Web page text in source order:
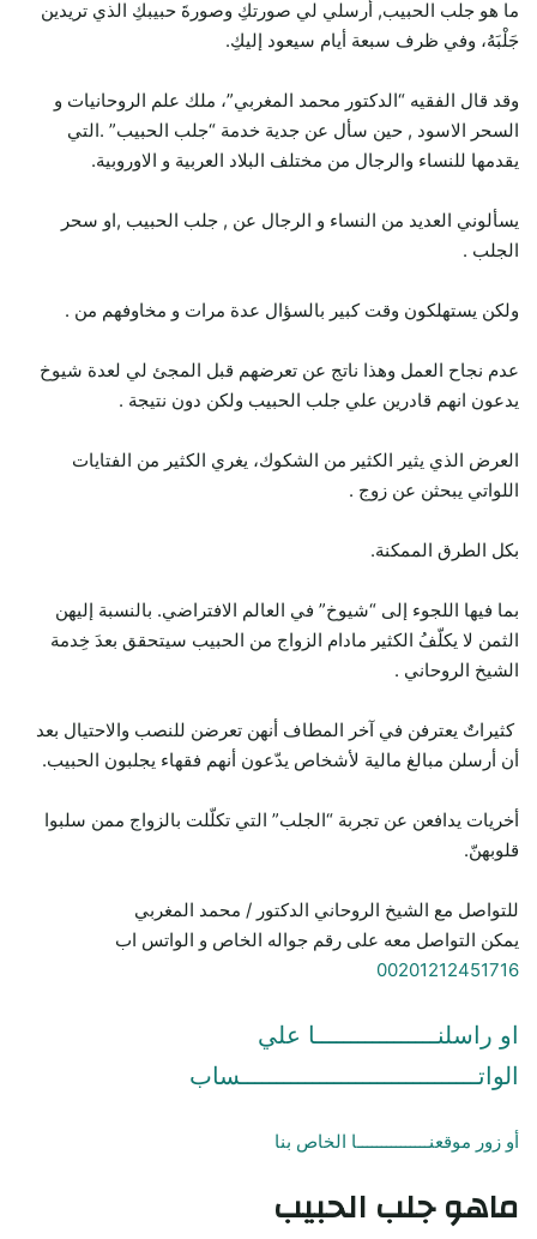
ما هو جلب الحبيب, أرسلي لي صورتكِ وصورةَ حبيبكِ الذي تريدين
جَلْبَهُ، وفي ظرف سبعة أيام سيعود إليكِ.
وقد قال الفقيه “الدكتور محمد المغربي”، ملك علم الروحانيات و
السحر الاسود , حين سأل عن جدية خدمة “جلب الحبيب” .التي
يقدمها للنساء والرجال من مختلف البلاد العربية و الاوروبية.
يسألوني العديد من النساء و الرجال عن , جلب الحبيب ,او سحر
الجلب .
ولكن يستهلكون وقت كبير بالسؤال عدة مرات و مخاوفهم من .
عدم نجاح العمل وهذا ناتج عن تعرضهم قبل المجئ لي لعدة شيوخ
يدعون انهم قادرين علي جلب الحبيب ولكن دون نتيجة .
العرض الذي يثير الكثير من الشكوك، يغري الكثير من الفتايات
اللواتي يبحثن عن زوج .
بكل الطرق الممكنة.
بما فيها اللجوء إلى “شيوخ” في العالم الافتراضي. بالنسبة إليهن
الثمن لا يكلّفُ الكثير مادام الزواج من الحبيب سيتحقق بعدَ خِدمة
الشيخ الروحاني .
كثيراتٌ يعترفن في آخر المطاف أنهن تعرضن للنصب والاحتيال بعد
أن أرسلن مبالغ مالية لأشخاص يدّعون أنهم فقهاء يجلبون الحبيب.
أخريات يدافعن عن تجربة “الجلب” التي تكلّلت بالزواج ممن سلبوا
قلوبهنّ.
للتواصل مع الشيخ الروحاني الدكتور / محمد المغربي
يمكن التواصل معه على رقم جواله الخاص و الواتس اب
00201212451716
او راسلنـــــــــــــــــا علي
الواتـــــــــــــــــــــــــــــــــساب
أو زور موقعنـــــــــــــــا الخاص بنا
ماهو جلب الحبيب